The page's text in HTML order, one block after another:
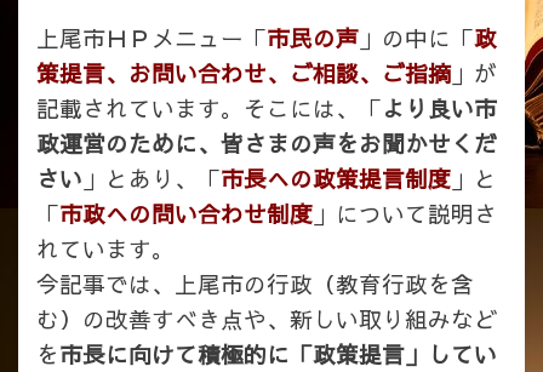
日:
上尾市ＨＰメニュー「市民の声 」の中に「政
策提言、お問い合わせ、ご相談、ご指摘」が
記載されています。そこには、「より良い市
政運営のために、皆さまの声をお聞かせくだ
さい 」とあり、「市長への政策提言制度 」と
「市政への問い合わせ制度 」について説明さ
れています。
今記事では、上尾市の行政（教育行政を含
む）の改善すべき点や、新しい取り組みなど
を市長に向けて積極的に「政策提言」してい